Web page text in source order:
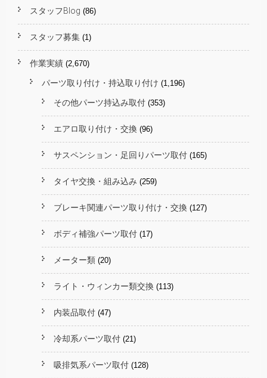
スタッフBlog (86)
スタッフ募集 (1)
作業実績 (2,670)
パーツ取り付け・持込取り付け (1,196)
その他パーツ持込み取付 (353)
エアロ取り付け・交換 (96)
サスペンション・足回りパーツ取付 (165)
タイヤ交換・組み込み (259)
ブレーキ関連パーツ取り付け・交換 (127)
ボディ補強パーツ取付 (17)
メーター類 (20)
ライト・ウィンカー類交換 (113)
内装品取付 (47)
冷却系パーツ取付 (21)
吸排気系パーツ取付 (128)